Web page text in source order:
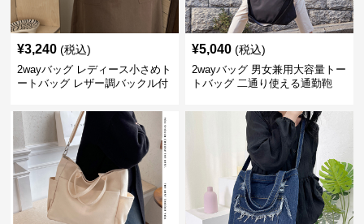
¥3,240 (税込)
2wayバッグ レディース小さめト
ートバッグ レザー調バックル付
¥5,040 (税込)
2wayバッグ 男女兼用大容量トー
トバッグ 二通り使える通勤鞄